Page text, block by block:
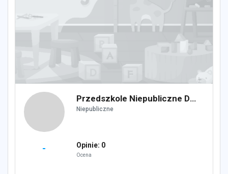
Przedszkole Niepubliczne Dom Montesssori
Niepubliczne
- Opinie: 0
Ocena